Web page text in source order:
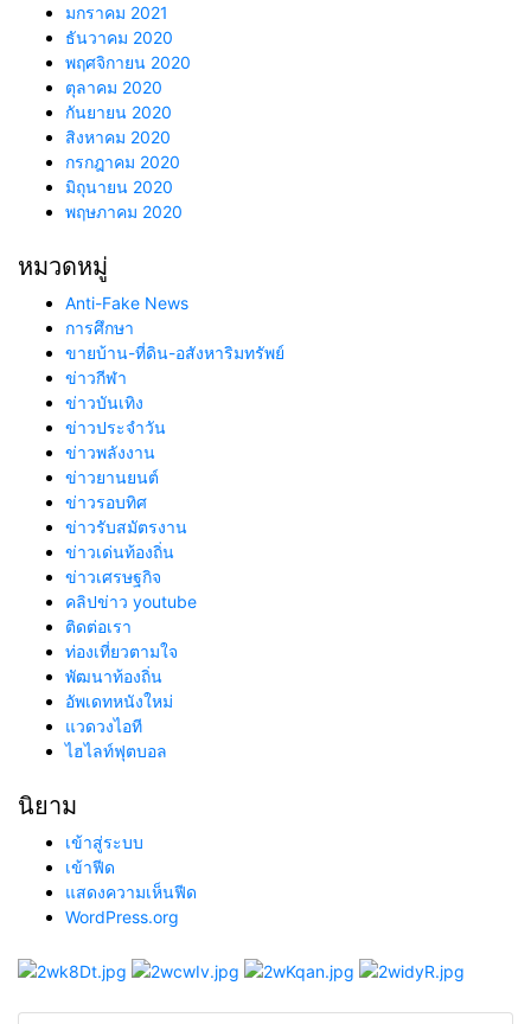
มกราคม 2021
ธันวาคม 2020
พฤศจิกายน 2020
ตุลาคม 2020
กันยายน 2020
สิงหาคม 2020
กรกฎาคม 2020
มิถุนายน 2020
พฤษภาคม 2020
หมวดหมู่
Anti-Fake News
การศึกษา
ขายบ้าน-ที่ดิน-อสังหาริมทรัพย์
ข่าวกีฬา
ข่าวบันเทิง
ข่าวประจำวัน
ข่าวพลังงาน
ข่าวยานยนต์
ข่าวรอบทิศ
ข่าวรับสมัตรงาน
ข่าวเด่นท้องถิ่น
ข่าวเศรษฐกิจ
คลิปข่าว youtube
ติดต่อเรา
ท่องเที่ยวตามใจ
พัฒนาท้องถิ่น
อัพเดทหนังใหม่
แวดวงไอที
ไฮไลท์ฟุตบอล
นิยาม
เข้าสู่ระบบ
เข้าฟีด
แสดงความเห็นฟีด
WordPress.org